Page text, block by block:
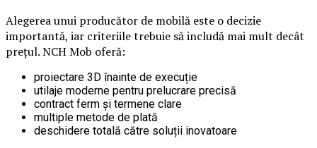
Alegerea unui producător de mobilă este o decizie
importantă, iar criteriile trebuie să includă mai mult decât
prețul. NCH Mob oferă:
proiectare 3D înainte de execuție
utilaje moderne pentru prelucrare precisă
contract ferm și termene clare
multiple metode de plată
deschidere totală către soluții inovatoare